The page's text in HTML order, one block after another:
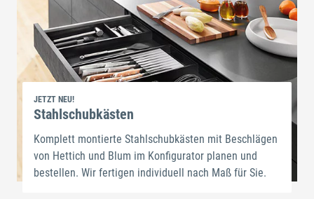
JETZT NEU!
Stahlschubkästen
Komplett montierte Stahlschubkästen mit Beschlägen
von Hettich und Blum im Konfigurator planen und
bestellen. Wir fertigen individuell nach Maß für Sie.